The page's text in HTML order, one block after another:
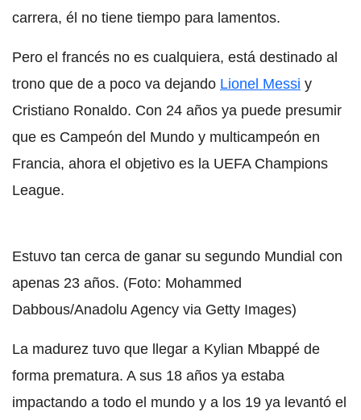
carrera, él no tiene tiempo para lamentos.
Pero el francés no es cualquiera, está destinado al
trono que de a poco va dejando Lionel Messi y
Cristiano Ronaldo. Con 24 años ya puede presumir
que es Campeón del Mundo y multicampeón en
Francia, ahora el objetivo es la UEFA Champions
League.
Estuvo tan cerca de ganar su segundo Mundial con
apenas 23 años. (Foto: Mohammed
Dabbous/Anadolu Agency via Getty Images)
La madurez tuvo que llegar a Kylian Mbappé de
forma prematura. A sus 18 años ya estaba
impactando a todo el mundo y a los 19 ya levantó el